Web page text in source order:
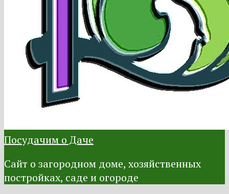
Посудачим о Даче
Сайт о загородном доме, хозяйственных
постройках, саде и огороде